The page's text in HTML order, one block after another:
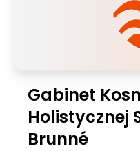
Gabinet
Holistycznej
Brunné